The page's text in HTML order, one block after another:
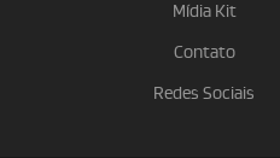
Mídia Kit
Contato
Redes Sociais